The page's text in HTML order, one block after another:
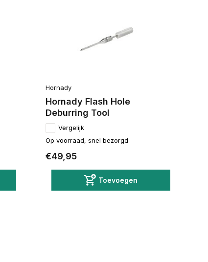
Hornady
Hornady Flash Hole
Deburring Tool
Vergelijk
Op voorraad, snel bezorgd
€49,95
Toevoegen